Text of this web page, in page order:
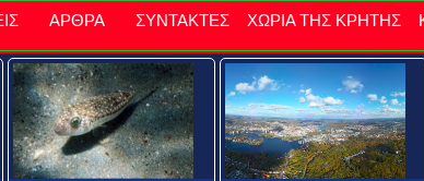
ΑΡΘΡΑ ΣΥΝΤΑΚΤΕΣ ΧΩΡΙΑ ΤΗΣ ΚΡΗΤΗΣ